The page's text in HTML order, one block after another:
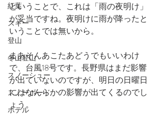
紅葉
スキー
登山
冬山登山
スノーシュー
スノーボード
ホテル
ということで、これは「雨の夜明け」
が妥当ですね。夜明けに雨が降ったと
いうことでは無いから。
まあそんあこたあどうでもいいわけ
で、台風18号です。長野県はまだ影響
が出ていないのですが、明日の日曜日
にはなんらかの影響が出てくるのでし
ょう。